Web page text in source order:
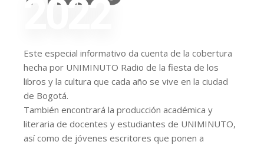
2022
Este especial informativo da cuenta de la cobertura
hecha por UNIMINUTO Radio de la fiesta de los
libros y la cultura que cada año se vive en la ciudad
de Bogotá.
También encontrará la producción académica y
literaria de docentes y estudiantes de UNIMINUTO,
así como de jóvenes escritores que ponen a